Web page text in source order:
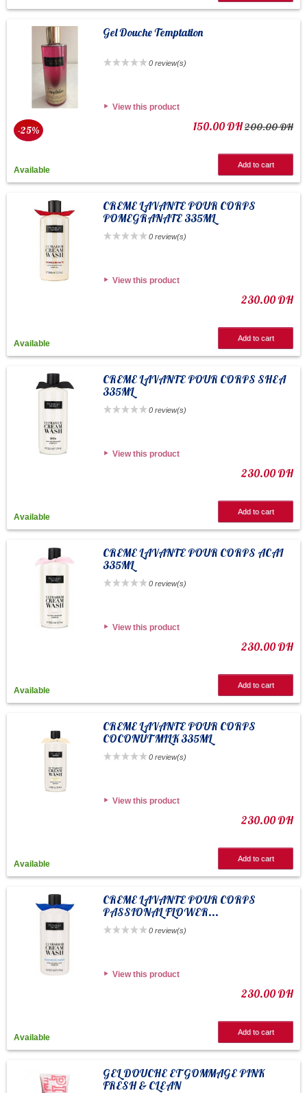
Gel Douche Temptation
0 review(s)
View this product
-25% 150.00 DH200.00 DH
Available
Add to cart
CREME LAVANTE POUR CORPS
POMEGRANATE 335ML
0 review(s)
View this product
230.00 DH
Available
Add to cart
CREME LAVANTE POUR CORPS SHEA
335ML
0 review(s)
View this product
230.00 DH
Available
Add to cart
CREME LAVANTE POUR CORPS ACAI
335ML
0 review(s)
View this product
230.00 DH
Available
Add to cart
CREME LAVANTE POUR CORPS
COCONUT MILK 335ML
0 review(s)
View this product
230.00 DH
Available
Add to cart
CREME LAVANTE POUR CORPS
PASSIONAL FLOWER...
0 review(s)
View this product
230.00 DH
Available
Add to cart
GEL DOUCHE ET GOMMAGE PINK
FRESH & CLEAN